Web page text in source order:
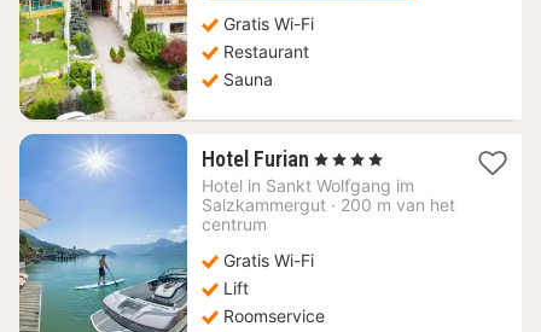
Gratis Wi-Fi
Restaurant
Sauna
Hotel Furian 1
nacht
vanaf
, 4 Sterren
Hotel in Sankt Wolfgang im
Salzkammergut · 200 m van het
centrum
Gratis Wi-Fi
Lift
Roomservice